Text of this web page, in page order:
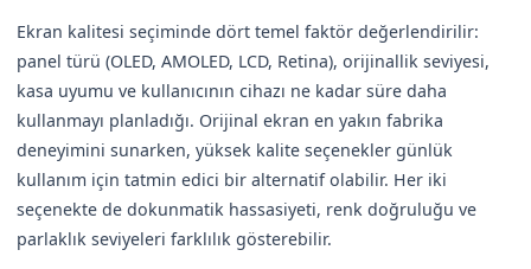
Ekran kalitesi seçiminde dört temel faktör değerlendirilir:
panel türü (OLED, AMOLED, LCD, Retina), orijinallik seviyesi,
kasa uyumu ve kullanıcının cihazı ne kadar süre daha
kullanmayı planladığı. Orijinal ekran en yakın fabrika
deneyimini sunarken, yüksek kalite seçenekler günlük
kullanım için tatmin edici bir alternatif olabilir. Her iki
seçenekte de dokunmatik hassasiyeti, renk doğruluğu ve
parlaklık seviyeleri farklılık gösterebilir.